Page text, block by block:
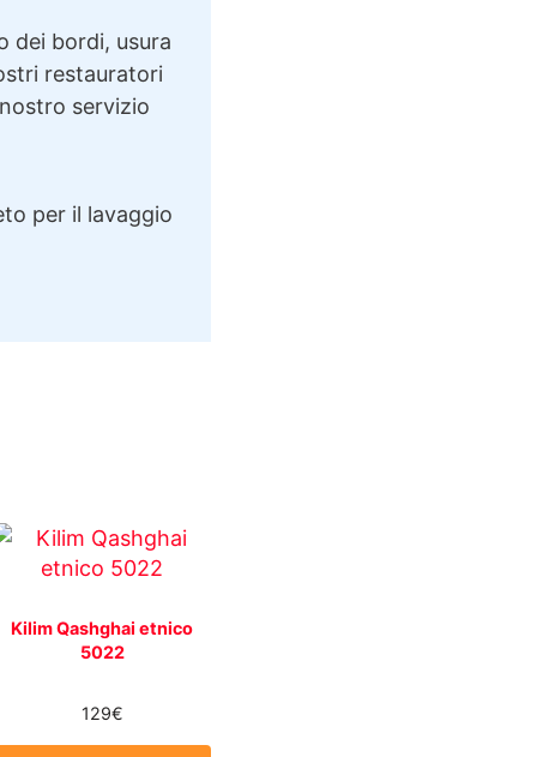
dei bordi, usura
restauratori
servizio
per il lavaggio
Kilim Qashghai etnico
5022
129€